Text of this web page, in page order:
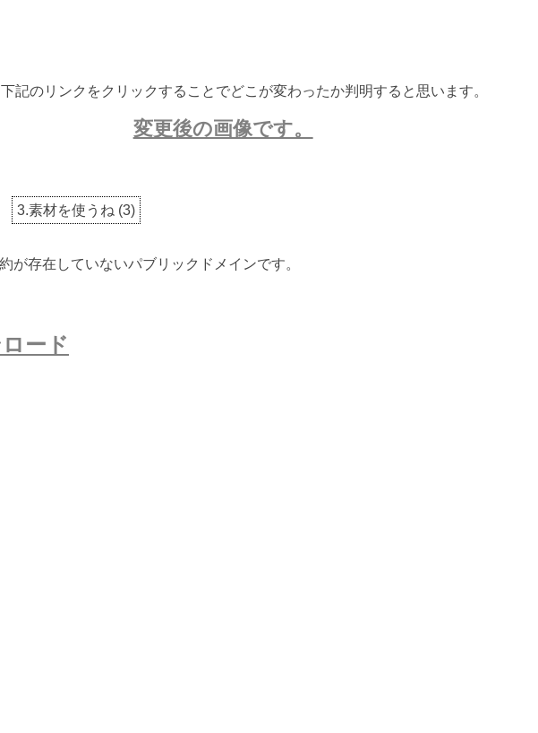
記のリンクをクリックすることでどこが変わったか判明すると思います。
変更後の画像です。
3.素材を使うね (3)
が存在していないパブリックドメインです。
ード